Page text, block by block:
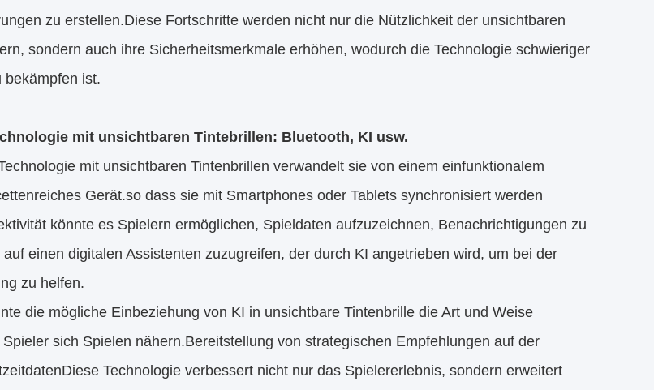
zu erstellen.Diese Fortschritte werden nicht nur die Nützlichkeit der unsichtbaren
sondern auch ihre Sicherheitsmerkmale erhöhen, wodurch die Technologie schwieriger
bekämpfen ist.
mit unsichtbaren Tintebrillen: Bluetooth, KI usw.
mit unsichtbaren Tintenbrillen verwandelt sie von einem einfunktionalem
Gerät.so dass sie mit Smartphones oder Tablets synchronisiert werden
könnte es Spielern ermöglichen, Spieldaten aufzuzeichnen, Benachrichtigungen zu
einen digitalen Assistenten zuzugreifen, der durch KI angetrieben wird, um bei der
zu helfen.
die mögliche Einbeziehung von KI in unsichtbare Tintenbrille die Art und Weise
sich Spielen nähern.Bereitstellung von strategischen Empfehlungen auf der
Technologie verbessert nicht nur das Spielererlebnis, sondern erweitert